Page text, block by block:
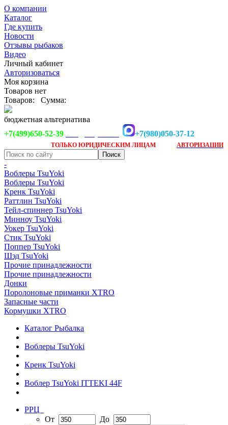
О компании
Каталог
Где купить
Новости
Отзывы рыбаков
Видео
Личный кабинет
Авторизоваться
Моя корзина
Товаров нет
Товаров:
Сумма:
бюджетная альтернатива
+7(499)650-52-39
+7(980)050-37-12
ТОЛЬКО ЮРИДИЧЕСКИМ ЛИЦАМ АВТОРИЗАЦИИ
-
Воблеры TsuYoki
Воблеры TsuYoki
Кренк TsuYoki
Раттлин TsuYoki
Тейл-спиннер TsuYoki
Минноу TsuYoki
Уокер TsuYoki
Стик TsuYoki
Поппер TsuYoki
Шэд TsuYoki
Прочие принадлежности
Прочие принадлежности
Донки
Поролоновые приманки XTRO
Запасные части
Кормушки XTRO
Каталог Рыбалка
Воблеры TsuYoki
Кренк TsuYoki
Воблер TsuYoki ITTEKI 44F
РРЦ
От
До